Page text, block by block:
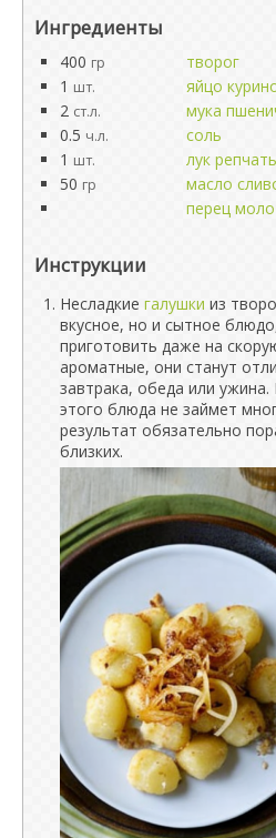
Ингредиенты
400 гр
творог
1 шт.
яйцо
2 ст.л.
мука
0.5 ч.л.
соль
1 шт.
лук
50 гр
масло
перец
Инструкции
Несладкие галушки из
вкусное, но и сытное
приготовить даже на
ароматные, они станут
завтрака, обеда или ужина.
этого блюда не займет
результат обязательно
близких.